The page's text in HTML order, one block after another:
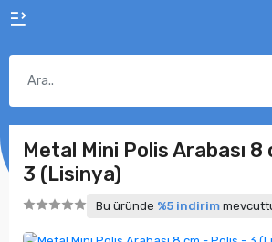
Metal Mini Polis Arabası
3 (Lisinya)
Bu üründe %5 indirim